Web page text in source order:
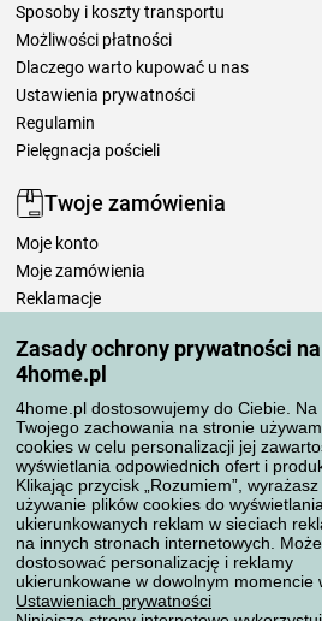
Zasady ochrony prywatności na
4home.pl
4home.pl dostosowujemy do Ciebie. Na
Twojego zachowania na stronie
cookies w celu personalizacji jej
wyświetlania odpowiednich ofert i
Klikając przycisk „Rozumiem”,
używanie plików cookies do wyświetlania
ukierunkowanych reklam w sieciach
na innych stronach internetowych.
dostosować personalizację i reklamy
ukierunkowane w dowolnym momencie
Ustawieniach prywatności
Sposoby i koszty transportu
Możliwości płatności
Dlaczego warto kupować u nas
Ustawienia prywatności
Regulamin
Pielęgnacja pościeli
Twoje zamówienia
Moje konto
Moje zamówienia
Reklamacje
Zasady przetwarzania recenzji
Sposoby transportu
Metody płatności
Niezawodny sklep